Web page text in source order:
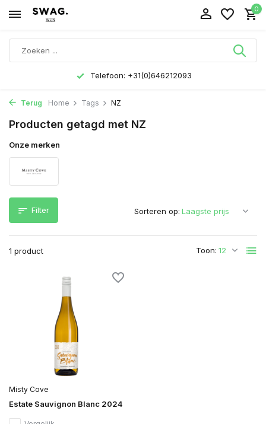
0
Telefoon: +31(0)646212093
Terug Home Tags NZ
Producten getagd met NZ
Onze merken
Filter
1 product Toon:
Sorteren op:
Misty Cove
Estate Sauvignon Blanc 2024